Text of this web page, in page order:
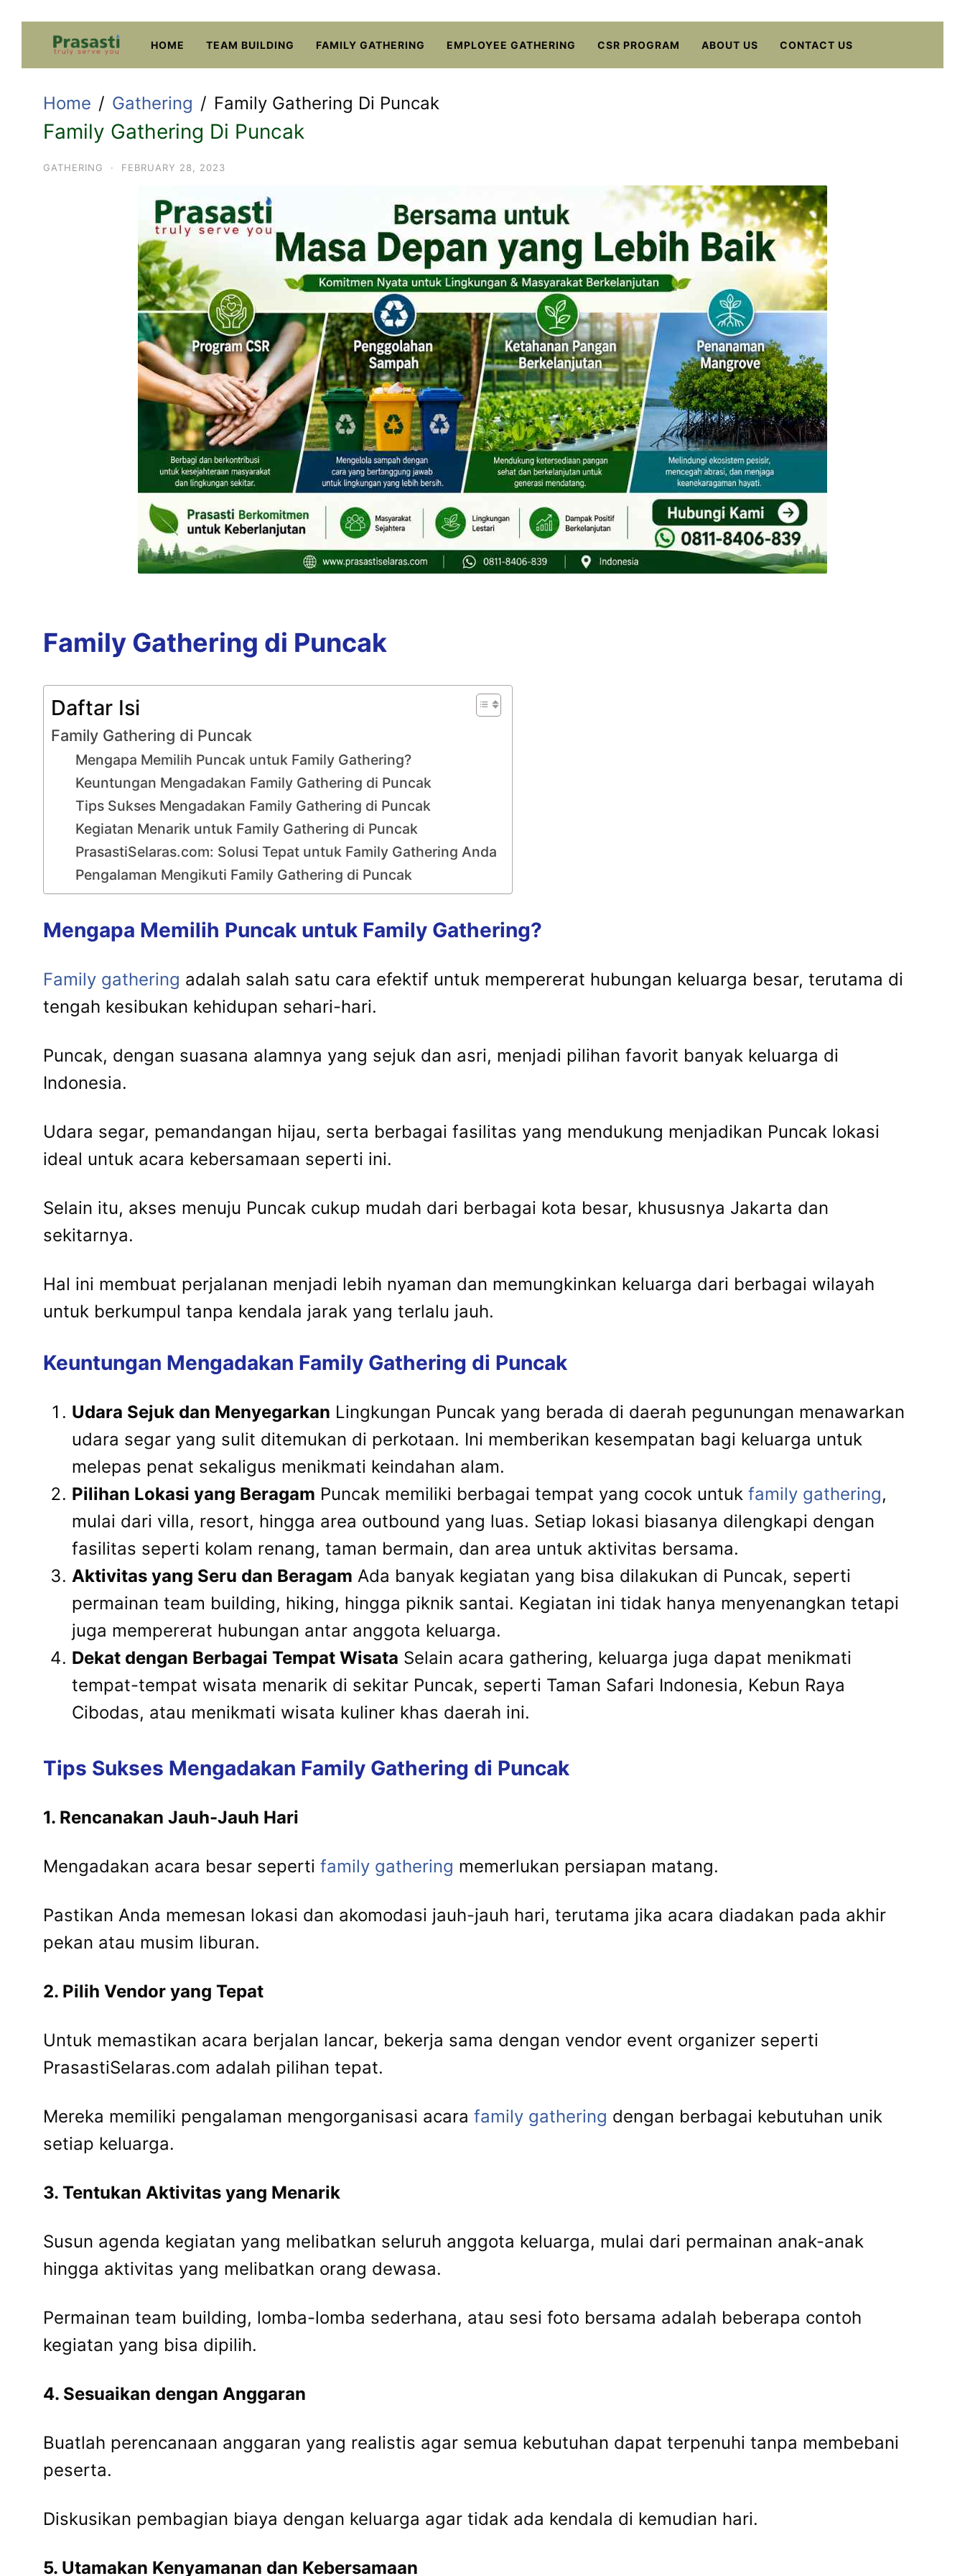
content
HOME TEAM BUILDING FAMILY GATHERING EMPLOYEE GATHERING CSR PROGRAM ABOUT US CONTACT US
Home Gathering Family Gathering Di Puncak
Family Gathering Di Puncak
GATHERING · FEBRUARY 28, 2023
Family Gathering di Puncak
Daftar Isi
Family Gathering di Puncak
Mengapa Memilih Puncak untuk Family Gathering?
Keuntungan Mengadakan Family Gathering di Puncak
Tips Sukses Mengadakan Family Gathering di Puncak
Kegiatan Menarik untuk Family Gathering di Puncak
PrasastiSelaras.com: Solusi Tepat untuk Family Gathering Anda
Pengalaman Mengikuti Family Gathering di Puncak
Mengapa Memilih Puncak untuk Family Gathering?
Family gathering adalah salah satu cara efektif untuk mempererat hubungan keluarga besar, terutama di
tengah kesibukan kehidupan sehari-hari.
Puncak, dengan suasana alamnya yang sejuk dan asri, menjadi pilihan favorit banyak keluarga di
Indonesia.
Udara segar, pemandangan hijau, serta berbagai fasilitas yang mendukung menjadikan Puncak lokasi
ideal untuk acara kebersamaan seperti ini.
Selain itu, akses menuju Puncak cukup mudah dari berbagai kota besar, khususnya Jakarta dan
sekitarnya.
Hal ini membuat perjalanan menjadi lebih nyaman dan memungkinkan keluarga dari berbagai wilayah
untuk berkumpul tanpa kendala jarak yang terlalu jauh.
Keuntungan Mengadakan Family Gathering di Puncak
Udara Sejuk dan Menyegarkan Lingkungan Puncak yang berada di daerah pegunungan menawarkan
udara segar yang sulit ditemukan di perkotaan. Ini memberikan kesempatan bagi keluarga untuk
melepas penat sekaligus menikmati keindahan alam.
Pilihan Lokasi yang Beragam Puncak memiliki berbagai tempat yang cocok untuk family gathering,
mulai dari villa, resort, hingga area outbound yang luas. Setiap lokasi biasanya dilengkapi dengan
fasilitas seperti kolam renang, taman bermain, dan area untuk aktivitas bersama.
Aktivitas yang Seru dan Beragam Ada banyak kegiatan yang bisa dilakukan di Puncak, seperti
permainan team building, hiking, hingga piknik santai. Kegiatan ini tidak hanya menyenangkan tetapi
juga mempererat hubungan antar anggota keluarga.
Dekat dengan Berbagai Tempat Wisata Selain acara gathering, keluarga juga dapat menikmati
tempat-tempat wisata menarik di sekitar Puncak, seperti Taman Safari Indonesia, Kebun Raya
Cibodas, atau menikmati wisata kuliner khas daerah ini.
Tips Sukses Mengadakan Family Gathering di Puncak
1. Rencanakan Jauh-Jauh Hari
Mengadakan acara besar seperti family gathering memerlukan persiapan matang.
Pastikan Anda memesan lokasi dan akomodasi jauh-jauh hari, terutama jika acara diadakan pada akhir
pekan atau musim liburan.
2. Pilih Vendor yang Tepat
Untuk memastikan acara berjalan lancar, bekerja sama dengan vendor event organizer seperti
PrasastiSelaras.com adalah pilihan tepat.
Mereka memiliki pengalaman mengorganisasi acara family gathering dengan berbagai kebutuhan unik
setiap keluarga.
3. Tentukan Aktivitas yang Menarik
Susun agenda kegiatan yang melibatkan seluruh anggota keluarga, mulai dari permainan anak-anak
hingga aktivitas yang melibatkan orang dewasa.
Permainan team building, lomba-lomba sederhana, atau sesi foto bersama adalah beberapa contoh
kegiatan yang bisa dipilih.
4. Sesuaikan dengan Anggaran
Buatlah perencanaan anggaran yang realistis agar semua kebutuhan dapat terpenuhi tanpa membebani
peserta.
Diskusikan pembagian biaya dengan keluarga agar tidak ada kendala di kemudian hari.
5. Utamakan Kenyamanan dan Kebersamaan